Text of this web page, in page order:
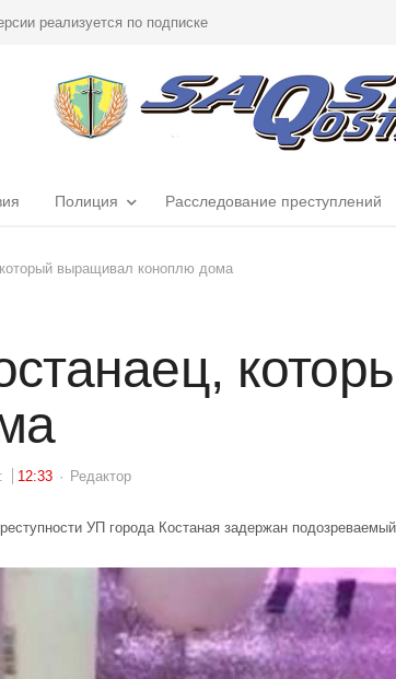
реализуется по подписке
Полиция Расследование преступлений
выращивал коноплю дома
12:33 Author
Редактор
УП города Костаная задержан